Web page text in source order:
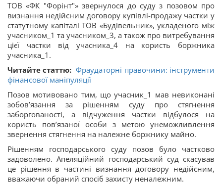
ТОВ «ФК "Форінт"» звернулося до суду з позовом про
визнання недійсним договору купівлі-продажу частки у
статутному капіталі ТОВ «Будівельник», укладеного між
учасником_1 та учасником_3, а також про витребування
цієї частки від учасника_4 на користь боржника
учасника_1.
Читайте статтю:Фраудаторні правочини: інструменти
фінансової маніпуляції
Позов мотивовано тим, що учасник_1 мав невиконані
зобов’язання за рішенням суду про стягнення
заборгованості, а відчуження частки відбулося на
користь пов’язаної особи з метою унеможливлення
звернення стягнення на належне боржнику майно.
Рішенням господарського суду позов було частково
задоволено. Апеляційний господарський суд скасував
це рішення в частині визнання договору недійсним,
вважаючи обраний спосіб захисту неналежним.